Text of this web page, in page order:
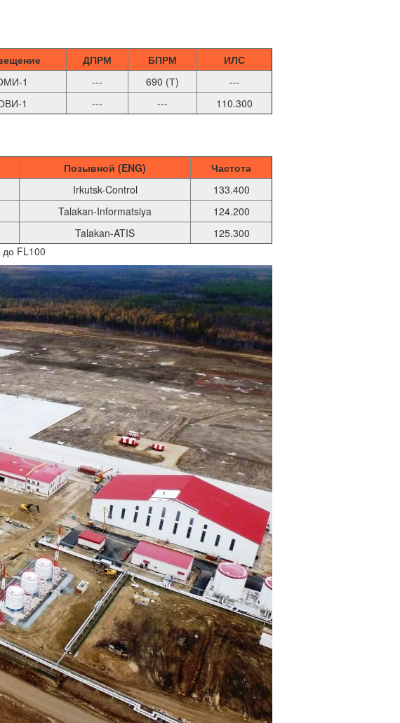
ДПРМ БПРМ
ИЛС
1 --- 690 (Т)
---
1 --- --- 110.300
Позывной (ENG)
Частота
Irkutsk-Control
133.400
Talakan-Informatsiya
124.200
Talakan-ATIS
125.300
до FL100